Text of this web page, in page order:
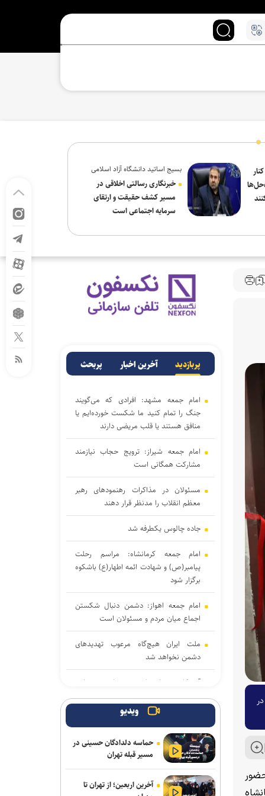
بسیج اساتید دانشگاه آزاد اسلامی
در پیام روز خبرنگار:
خبرنگاری رسالتی اخلاقی در
مسیر کشف حقیقت و ارتقای
سرمایه اجتماعی است
پربازدید آخرین اخبار پربحث
امام جمعه مشهد: افرادی که می‌گویند
جنگ را تمام کنید ما شکست خورده‌ایم یا
منافق هستند یا قلب مریضی دارند
امام جمعه شیراز: ترویج حجاب نیازمند
مشارکت همگانی است
مسئولان در مذاکرات رهنمود‌های رهبر
معظم انقلاب را مدنظر قرار دهند
جاده چالوس یکطرفه شد
امام جمعه کرمانشاه: مراسم رحلت
پیامبر(ص) و شهادت ائمه اطهار(ع) باشکوه
برگزار شود
امام جمعه اهواز: دشمن دنبال شکستن
اجماع میان مردم و مسئولان است
ملت ایران هیچ‌گاه مرعوب تهدید‌های
دشمن نخواهد شد
آمریکا در منطقه با بن‌بست راهبردی مواجه
شده است/خدمت به مردم و صرفه‌جویی
در مصرف انرژی
نمی‌توان به دشمن اعتماد کرد؛ نقض مکرر
تفاهم‌نامه این را ثابت کرد
امام‌ جمعه کرج: خبرنگاری یک رسالت
است، نه صرفاً یک شغل/انتقاد از کوتاهی
ویدیو
حماسه دلدادگان حسینی در
مسیر قبله تهران
آخرین اربعین؛ از تهران تا